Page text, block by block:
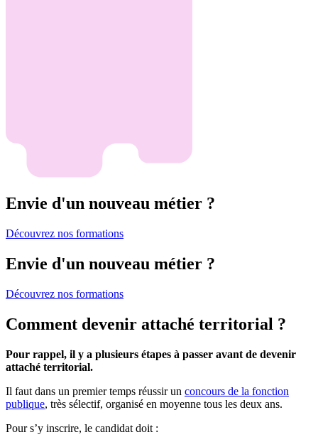
Envie d'un nouveau métier ?
Découvrez nos formations
Envie d'un nouveau métier ?
Découvrez nos formations
Comment devenir attaché territorial ?
Pour rappel, il y a plusieurs étapes à passer avant de devenir
attaché territorial.
Il faut dans un premier temps réussir un concours de la fonction
publique, très sélectif, organisé en moyenne tous les deux ans.
Pour s’y inscrire, le candidat doit :